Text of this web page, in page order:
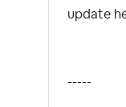
update
-----